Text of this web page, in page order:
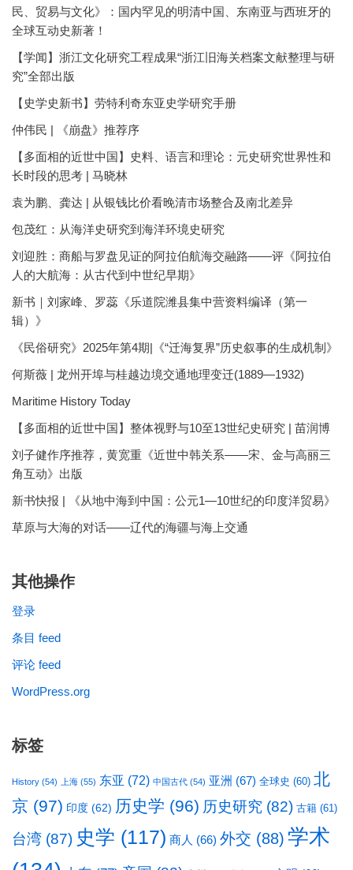
民、贸易与文化》：国内罕见的明清中国、东南亚与西班牙的
全球互动史新著！
【学闻】浙江文化研究工程成果“浙江旧海关档案文献整理与研
究”全部出版
【史学史新书】劳特利奇东亚史学研究手册
仲伟民 | 《崩盘》推荐序
【多面相的近世中国】史料、语言和理论：元史研究世界性和
长时段的思考 | 马晓林
袁为鹏、龚达 | 从银钱比价看晚清市场整合及南北差异
包茂红：从海洋史研究到海洋环境史研究
刘迎胜：商船与罗盘见证的阿拉伯航海交融路——评《阿拉伯
人的大航海：从古代到中世纪早期》
新书｜刘家峰、罗蕊《乐道院潍县集中营资料编译（第一
辑）》
《民俗研究》2025年第4期|《“迁海复界”历史叙事的生成机制》
何斯薇 | 龙州开埠与桂越边境交通地理变迁(1889—1932)
Maritime History Today
【多面相的近世中国】整体视野与10至13世纪史研究 | 苗润博
刘子健作序推荐，黄宽重《近世中韩关系——宋、金与高丽三
角互动》出版
新书快报 | 《从地中海到中国：公元1—10世纪的印度洋贸易》
草原与大海的对话——辽代的海疆与海上交通
其他操作
登录
条目 feed
评论 feed
WordPress.org
标签
History (54) 上海 (55) 东亚 (72) 中国古代 (54) 亚洲 (67) 全球史 (60) 北
京 (97) 印度 (62) 历史学 (96) 历史研究 (82) 古籍 (61)
台湾 (87) 史学 (117) 商人 (66) 外交 (88) 学术